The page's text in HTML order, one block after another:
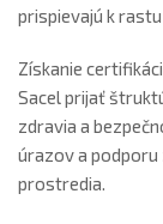
prispievajú k
Získanie
Sacel prijať
zdravia a
úrazov a podporu
prostredia.